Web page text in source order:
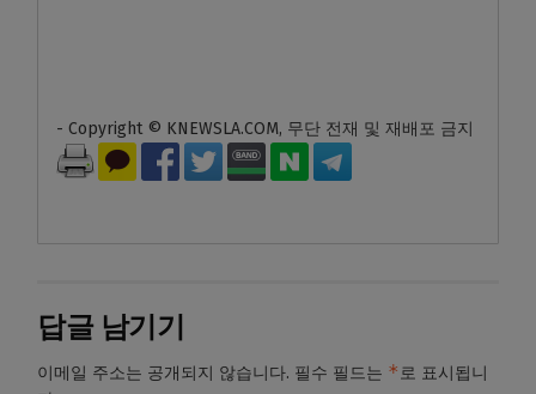
- Copyright © KNEWSLA.COM, 무단 전재 및 재배포 금지
답글 남기기
이메일 주소는 공개되지 않습니다. 필수 필드는 *로 표시됩니